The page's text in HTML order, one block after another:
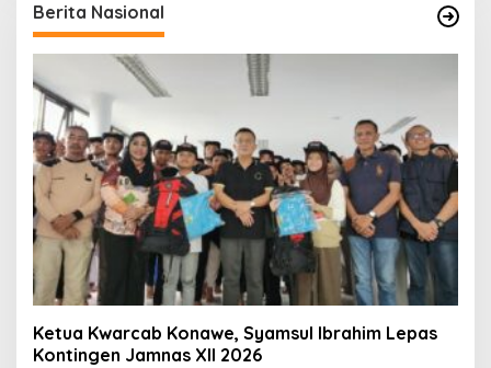
Berita Nasional
Ketua Kwarcab Konawe, Syamsul Ibrahim Lepas
Kontingen Jamnas XII 2026